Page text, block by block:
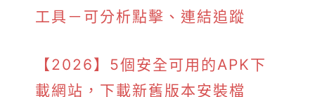
工具－可分析點擊、連結追蹤
【2026】5個安全可用的APK下
載網站，下載新舊版本安裝檔